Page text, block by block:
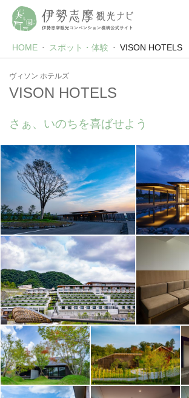
HOME スポット・体験 VISON HOTELS
ヴィソン ホテルズ
VISON HOTELS
さぁ、いのちを喜ばせよう